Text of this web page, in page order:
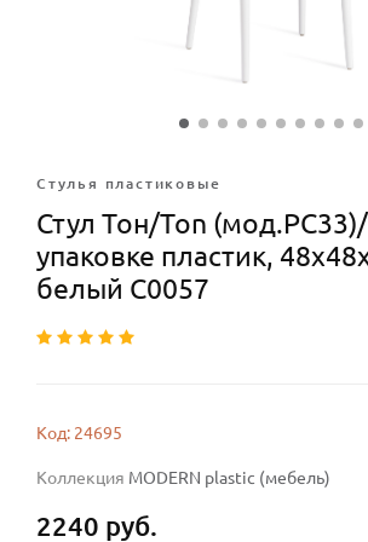
Стулья плаcтиковые
Стул Тон/Ton
упаковке пластик,
белый С0057
Код: 24695
Коллекция MODERN plastic (мебель)
2240 руб.